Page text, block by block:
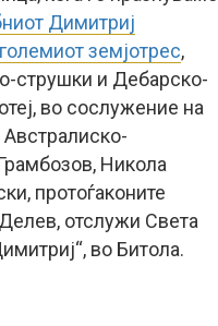
Димитриј
земјотрес,
струшки и Дебарско-
во сослужение на
Никола
протоѓаконите
отслужи Света
во Битола.